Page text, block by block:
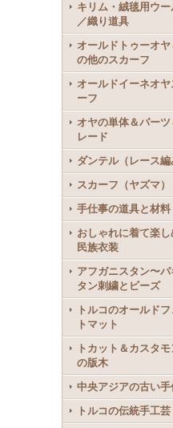
キリム・絨毯用ウー
／織り道具
オールドトゥーオヤ
の他のスカーフ
オールドイーネオヤ
ーフ
オヤの単体＆パーツ
レード
ダンテル（レース編
スカーフ（ヤズマ）
手仕事の道具と材料
おしゃれに着て楽し
民族衣装
アフガニスタン〜パ
タン刺繍とビーズ
トルコのオールド
トマット
トカット＆カスタモ
の版木
中央アジアの古い手
トルコの伝統手工芸